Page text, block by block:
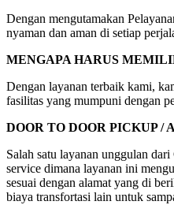
Dengan mengutamakan
nyaman dan aman di setiap
MENGAPA HARUS
Dengan layanan terbaik kami,
fasilitas yang mumpuni dengan
DOOR TO DOOR PICKUP /
Salah satu layanan unggulan
service dimana layanan ini
sesuai dengan alamat yang di
biaya transfortasi lain untuk